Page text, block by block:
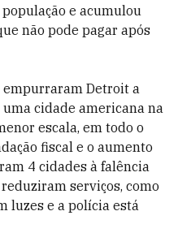
e acumulou
não pode pagar após
empurraram Detroit a
cidade americana na
escala, em todo o
fiscal e o aumento
4 cidades à falência
serviços, como
luzes e a polícia está